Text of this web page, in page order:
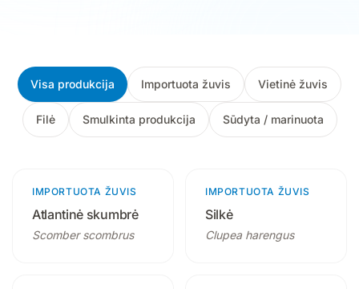
Mūsų produkcija
Visa produkcija Importuota žuvis Vietinė žuvis
Filė Smulkinta produkcija Sūdyta / marinuota
3 produktai
IMPORTUOTA ŽUVIS
Atlantinė skumbrė
Scomber scombrus
4 produktai
IMPORTUOTA ŽUVIS
Silkė
Clupea harengus